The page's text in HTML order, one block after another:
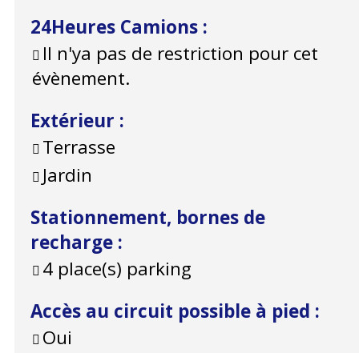
24Heures Camions :
Il n'ya pas de restriction pour cet
évènement.
Extérieur :
Terrasse
Jardin
Stationnement, bornes de
recharge :
4 place(s) parking
Accès au circuit possible à pied :
Oui